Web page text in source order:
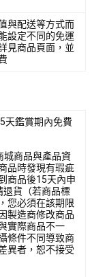
與配送等方式而
設定不同的免運
見商品頁面，並
天鑑賞期內免費
城商品與產品資
品時發現有瑕疵
商品後15天內申
退貨（若商品標
您必須在該期限
製造商修改商品
實際商品不一
條件不同導致商
異者，恕不接受